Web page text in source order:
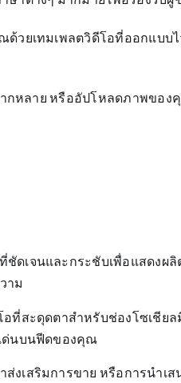
วยเทมเพลตวิดีโอที่ออกแบบ
ากหลาย หรืออัปโหลดภาพข
ชัดเจนและกระชับเพื่อแสดง
าม
ที่สะดุดตาสำหรับช่องโซเชีย
ด่นบนฟีดของคุณ
เสริมการขาย หรือการนำเส